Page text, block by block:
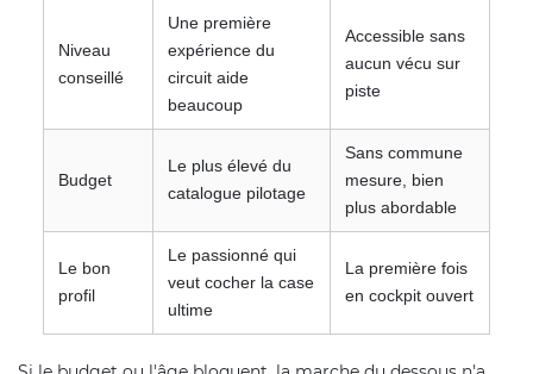
Niveau
conseillé
Une première
expérience du
circuit aide
beaucoup
Accessible sans
aucun vécu sur
piste
Budget
Le plus élevé du
catalogue pilotage
Sans commune
mesure, bien
plus abordable
Le bon
profil
Le passionné qui
veut cocher la case
ultime
La première fois
en cockpit ouvert